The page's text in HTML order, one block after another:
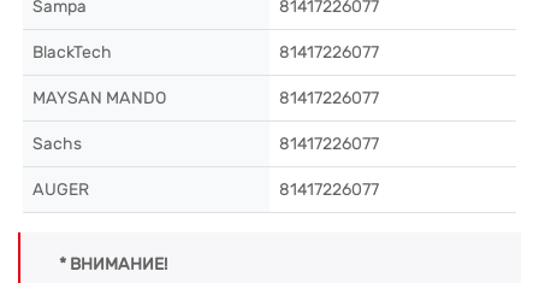
Sampa 81417226077
BlackTech 81417226077
MAYSAN MANDO 81417226077
Sachs 81417226077
AUGER 81417226077
* ВНИМАНИЕ!